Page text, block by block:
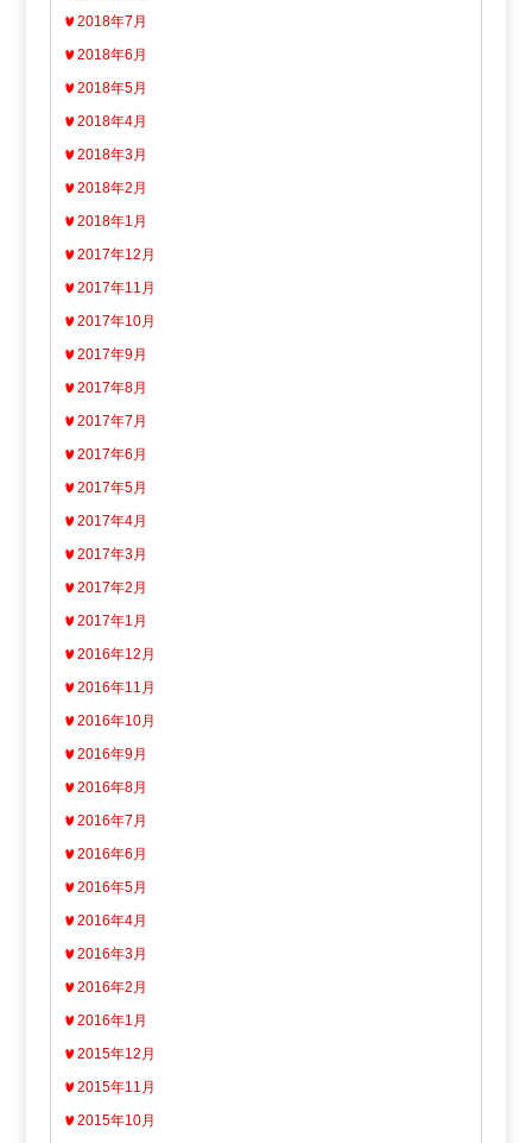
2018年7月
2018年6月
2018年5月
2018年4月
2018年3月
2018年2月
2018年1月
2017年12月
2017年11月
2017年10月
2017年9月
2017年8月
2017年7月
2017年6月
2017年5月
2017年4月
2017年3月
2017年2月
2017年1月
2016年12月
2016年11月
2016年10月
2016年9月
2016年8月
2016年7月
2016年6月
2016年5月
2016年4月
2016年3月
2016年2月
2016年1月
2015年12月
2015年11月
2015年10月